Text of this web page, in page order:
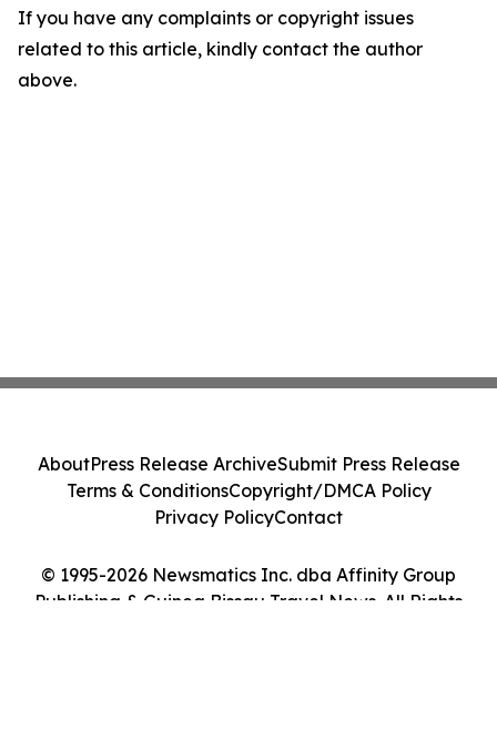
If you have any complaints or copyright issues
related to this article, kindly contact the author
above.
© 1995-2026 Newsmatics Inc. dba Affinity Group
Publishing & Guinea Bissau Travel News. All Rights
AboutPress Release ArchiveSubmit Press Release
Terms & ConditionsCopyright/DMCA Policy
Privacy PolicyContact